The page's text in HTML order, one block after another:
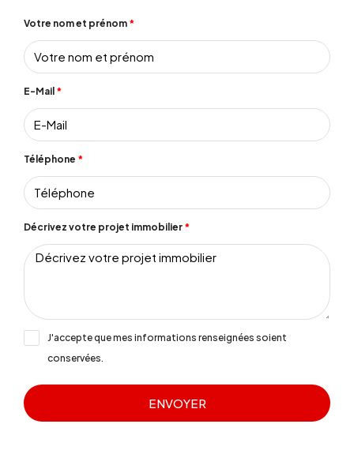
Votre nom et prénom
E-Mail
Téléphone
Décrivez votre projet immobilier
J'accepte que mes informations renseignées soient
conservées.
ENVOYER